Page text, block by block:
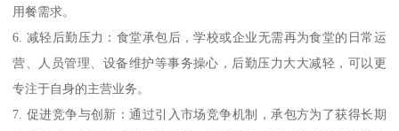
用餐需求。
6. 减轻后勤压力：食堂承包后，学校或企业无需再为食堂的日常运
营、人员管理、设备维护等事务操心，后勤压力大大减轻，可以更
专注于自身的主营业务。
7. 促进竞争与创新：通过引入市场竞争机制，承包方为了获得长期